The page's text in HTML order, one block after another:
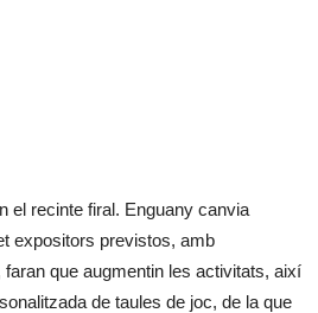
el recinte firal. Enguany canvia
expositors previstos, amb
que augmentin les activitats, així
de taules de joc, de la que